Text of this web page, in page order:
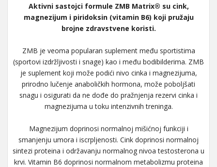
Aktivni sastojci formule ZMB Matrix® su cink,
magnezijum i piridoksin (vitamin B6) koji pružaju
brojne zdravstvene koristi.
ZMB je veoma popularan suplement među sportistima
(sportovi izdržljivosti i snage) kao i među bodibilderima. ZMB
je suplement koji može podići nivo cinka i magnezijuma,
prirodno lučenje anaboličkih hormona, može poboljšati
snagu i osigurati da ne dođe do pražnjenja rezervi cinka i
magnezijuma u toku intenzivnih treninga.
Magnezijum doprinosi normalnoj mišićnoj funkciji i
smanjenju umora i iscrpljenosti. Cink doprinosi normalnoj
sintezi proteina i održavanju normalnog nivoa testosterona u
krvi. Vitamin B6 doprinosi normalnom metabolizmu proteina